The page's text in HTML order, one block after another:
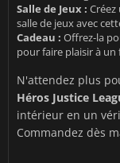
Salle de Jeux :
salle de jeux avec
Cadeau : Offrez-la
pour faire plaisir à un
N'attendez plus
Héros Justice
intérieur en un
Commandez dès